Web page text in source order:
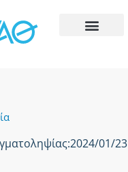
2024/01/23